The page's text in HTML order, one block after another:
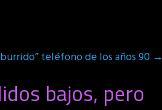
teléfono de los años 90 →
bajos, pero